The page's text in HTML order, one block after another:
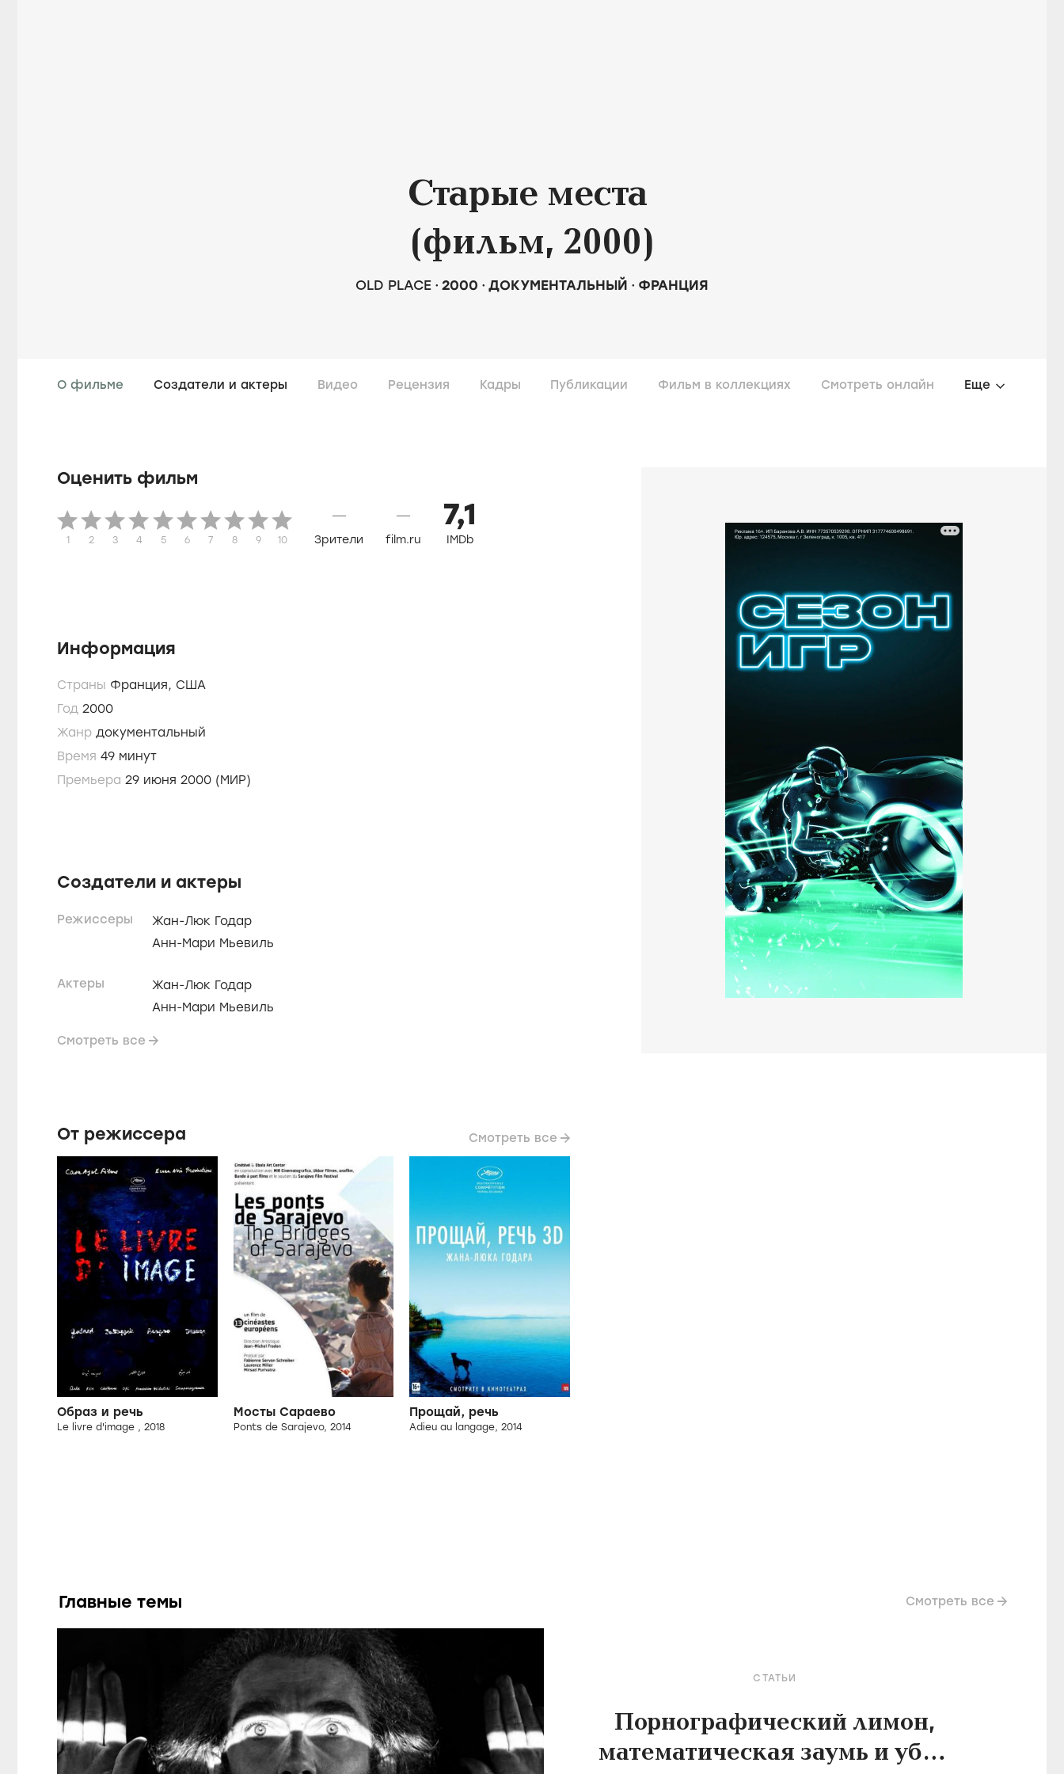
Старые места
(фильм, 2000)
OLD PLACE 2000 ДОКУМЕНТАЛЬНЫЙ ФРАНЦИЯ
О фильме Создатели и актеры Видео Рецензия Кадры Публикации Фильм в коллекциях Смотреть онлайн Еще
Оценить фильм
1 2 3 4 5 6 7 8 9 10
—
Зрители
—
film.ru
7,1
IMDb
Информация
Страны Франция, США
Год 2000
Жанр документальный
Время
49 минут
Премьера 29 июня 2000 (МИР)
Создатели и актеры
Режиссеры
Жан-Люк Годар
Анн-Мари Мьевиль
Актеры
Жан-Люк Годар
Анн-Мари Мьевиль
Смотреть все
От режиссера Смотреть все
Образ и речь
Le livre d'image , 2018
Мосты Сараево
Ponts de Sarajevo, 2014
Прощай, речь
Adieu au langage, 2014
Главные темы Смотреть все
СТАТЬИ
Порнографический лимон,
математическая заумь и убой